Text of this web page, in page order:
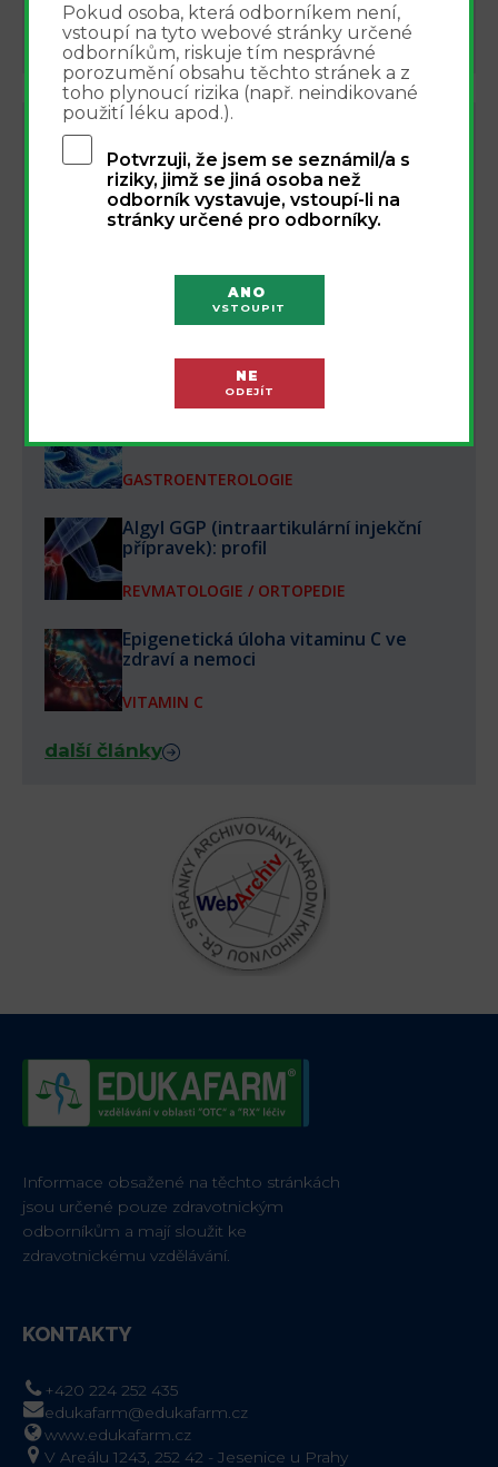
další akce
NEJNOVĚJŠÍ ČLÁNKY
BIOTHERAPEUTICS - aktuální vydání na
webu
Střevní dysmikrobie a alergie u dětí:
role probiotik a vitaminů v léčbě a
GASTROENTEROLOGIE
Enterina - profil probiotického
přípravku
GASTROENTEROLOGIE
Algyl GGP (intraartikulární injekční
přípravek): profil
REVMATOLOGIE / ORTOPEDIE
Epigenetická úloha vitaminu C ve
zdraví a nemoci
VITAMIN C
další články
Informace obsažené na těchto stránkách
jsou určené pouze zdravotnickým
odborníkům a mají sloužit ke
zdravotnickému vzdělávání.
KONTAKTY
+420 224 252 435
edukafarm@edukafarm.cz
www.edukafarm.cz
V Areálu 1243, 252 42 - Jesenice u Prahy
Pokud osoba, která odborníkem není,
vstoupí na tyto webové stránky určené
odborníkům, riskuje tím nesprávné
porozumění obsahu těchto stránek a z
toho plynoucí rizika (např. neindikované
použití léku apod.).
Potvrzuji, že jsem se seznámil/a s
riziky, jimž se jiná osoba než
odborník vystavuje, vstoupí-li na
stránky určené pro odborníky.
ANO
VSTOUPIT
NE
ODEJÍT